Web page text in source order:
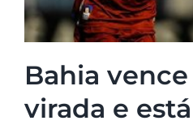
Bahia
virada e